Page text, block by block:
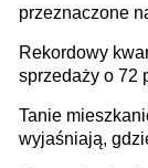
przeznaczone
realizuje w nim
Rekordowy
sprzedaży o 72
Tanie
wyjaśniają,